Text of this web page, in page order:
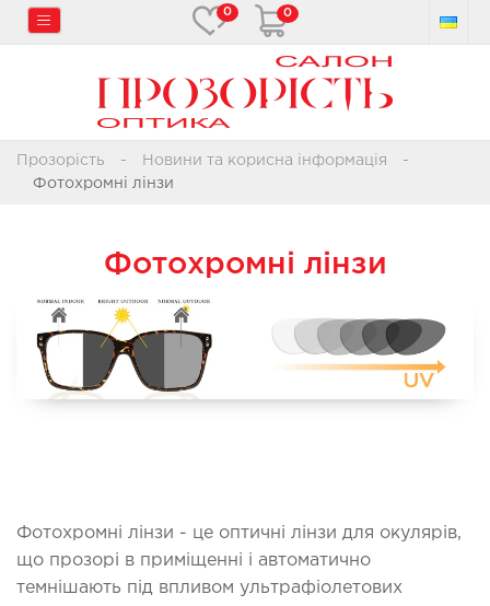
0 0
Прозорість
Новини та корисна інформація
Фотохромні лінзи
Фотохромні лінзи
Фотохромні лінзи - це оптичні лінзи для окулярів,
що прозорі в приміщенні і автоматично
темнішають під впливом ультрафіолетових